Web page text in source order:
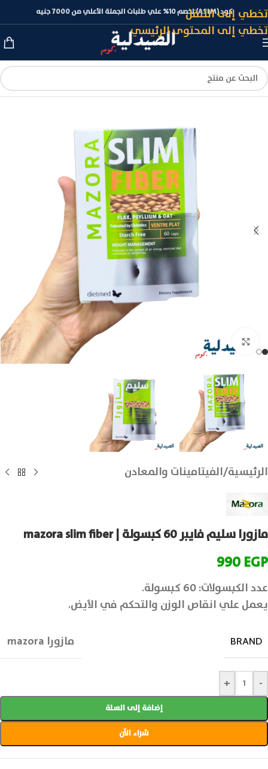
تخطي إلى التنقل
تخطي إلى المحتوى الرئيسي
كود (ASLM) لخصم 10% علي طلبات الجملة الأعلي من 7000 جنيه
انقر للتكبير
الرئيسية/الفيتامينات والمعادن
مازورا سليم فايبر 60 كبسولة | mazora slim fiber
990EGP
عدد الكبسولات: 60 كبسولة.
يعمل علي انقاص الوزن والتحكم في الأيض.
BRAND مازورا mazora
-
+
إضافة إلى السلة
شراء الآن